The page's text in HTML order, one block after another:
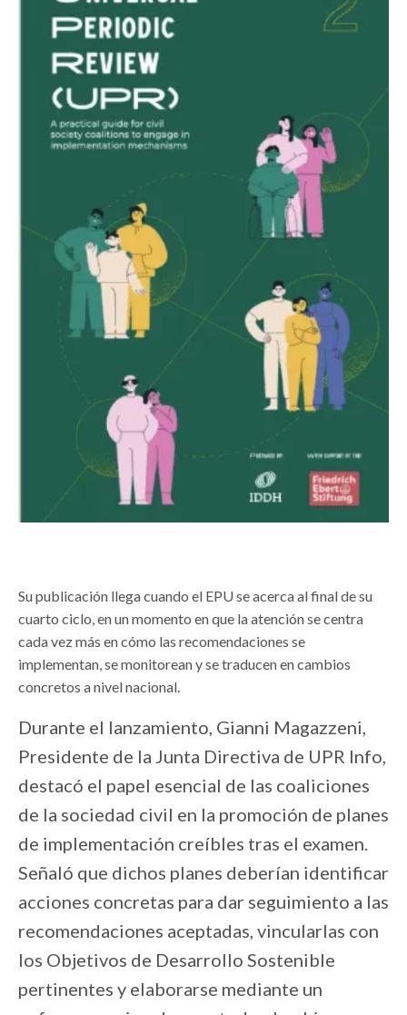
Su publicación llega cuando el EPU se acerca al final de su
cuarto ciclo, en un momento en que la atención se centra
cada vez más en cómo las recomendaciones se
implementan, se monitorean y se traducen en cambios
concretos a nivel nacional.
Durante el lanzamiento, Gianni Magazzeni,
Presidente de la Junta Directiva de UPR Info,
destacó el papel esencial de las coaliciones
de la sociedad civil en la promoción de planes
de implementación creíbles tras el examen.
Señaló que dichos planes deberían identificar
acciones concretas para dar seguimiento a las
recomendaciones aceptadas, vincularlas con
los Objetivos de Desarrollo Sostenible
pertinentes y elaborarse mediante un